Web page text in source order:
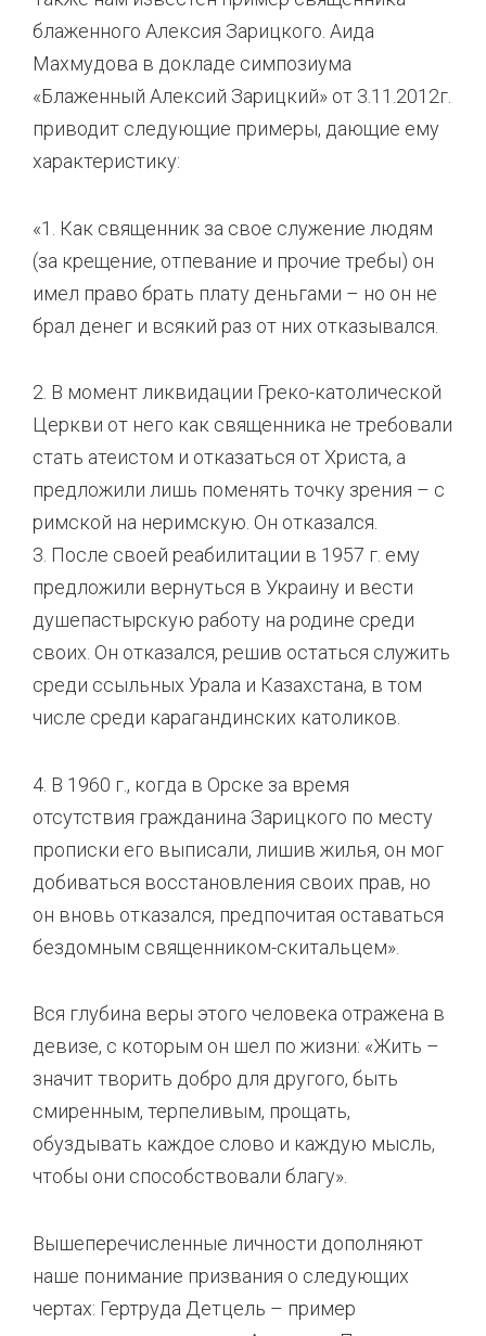
блаженного Алексия Зарицкого. Аида
Махмудова в докладе симпозиума
«Блаженный Алексий Зарицкий» от 3.11.2012г.
приводит следующие примеры, дающие ему
характеристику:
«1. Как священник за свое служение людям
(за крещение, отпевание и прочие требы) он
имел право брать плату деньгами – но он не
брал денег и всякий раз от них отказывался.
2. В момент ликвидации Греко-католической
Церкви от него как священника не требовали
стать атеистом и отказаться от Христа, а
предложили лишь поменять точку зрения – с
римской на неримскую. Он отказался.
3. После своей реабилитации в 1957 г. ему
предложили вернуться в Украину и вести
душепастырскую работу на родине среди
своих. Он отказался, решив остаться служить
среди ссыльных Урала и Казахстана, в том
числе среди карагандинских католиков.
4. В 1960 г., когда в Орске за время
отсутствия гражданина Зарицкого по месту
прописки его выписали, лишив жилья, он мог
добиваться восстановления своих прав, но
он вновь отказался, предпочитая оставаться
бездомным священником-скитальцем».
Вся глубина веры этого человека отражена в
девизе, с которым он шел по жизни: «Жить –
значит творить добро для другого, быть
смиренным, терпеливым, прощать,
обуздывать каждое слово и каждую мысль,
чтобы они способствовали благу».
Вышеперечисленные личности дополняют
наше понимание призвания о следующих
чертах: Гертруда Детцель – пример